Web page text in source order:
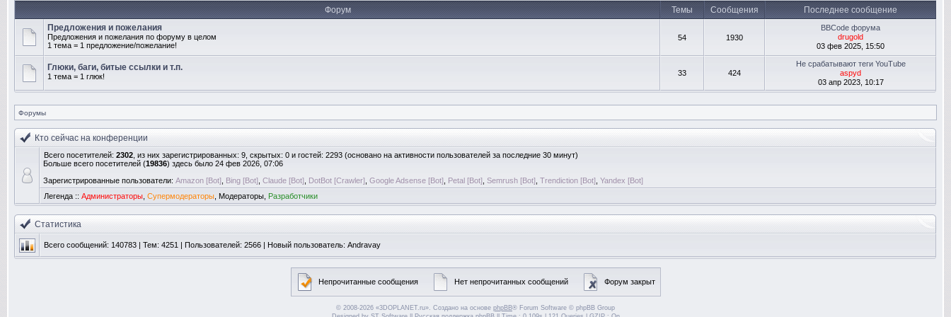
Форум
Темы Сообщения
Последнее сообщение
Предложения и пожелания
Предложения и пожелания по форуму в целом
1 тема = 1 предложение/пожелание!
54 1930
BBCode форума
drugold
03 фев 2025, 15:50
Глюки, баги, битые ссылки и т.п.
1 тема = 1 глюк! 33 424
Не срабатывают теги YouTube
aspyd
03 апр 2023, 10:17
Форумы
Кто сейчас на конференции
Всего посетителей: 2302 , из них зарегистрированных: 9, скрытых: 0 и гостей: 2293 (основано на активности пользователей за последние 30 минут)
Больше всего посетителей (19836) здесь было 24 фев 2026, 07:06
Зарегистрированные пользователи: Amazon [Bot] Bing [Bot] Claude [Bot] DotBot [Crawler] Google Adsense [Bot] Petal [Bot] Semrush [Bot] Trendiction [Bot] Yandex [Bot]
Легенда :: Администраторы Супермодераторы Модераторы Разработчики
Статистика
Всего сообщений: 140783 | Тем: 4251 | Пользователей: 2566 | Новый пользователь: Andravay
Непрочитанные сообщения Нет непрочитанных сообщений Форум закрыт
© 2008-2026 «3DOPLANET.ru». Создано на основе phpBB® Forum Software © phpBB Group